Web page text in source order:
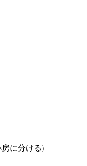
に分ける)